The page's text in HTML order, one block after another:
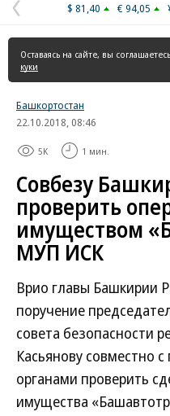
Предыдущая
страница
$ 81,40 € 94,05
Оставаясь на сайте, вы
куки
Башкортостан
22.10.2018, 08:46
5K 1 мин.
Совбезу
проверить
имуществом
МУП ИСК
Врио главы Башкирии
поручение
совета безопасности
Касьянову совместно
органами проверить
имущества